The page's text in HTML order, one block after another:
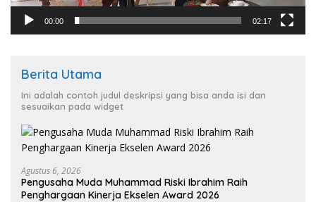
00:00 02:17
Berita Utama
Ini adalah contoh judul deskripsi yang bisa anda isi dan
sesuaikan pada widget
Agustus 6, 2026
Pengusaha Muda Muhammad Riski Ibrahim Raih
Penghargaan Kinerja Ekselen Award 2026